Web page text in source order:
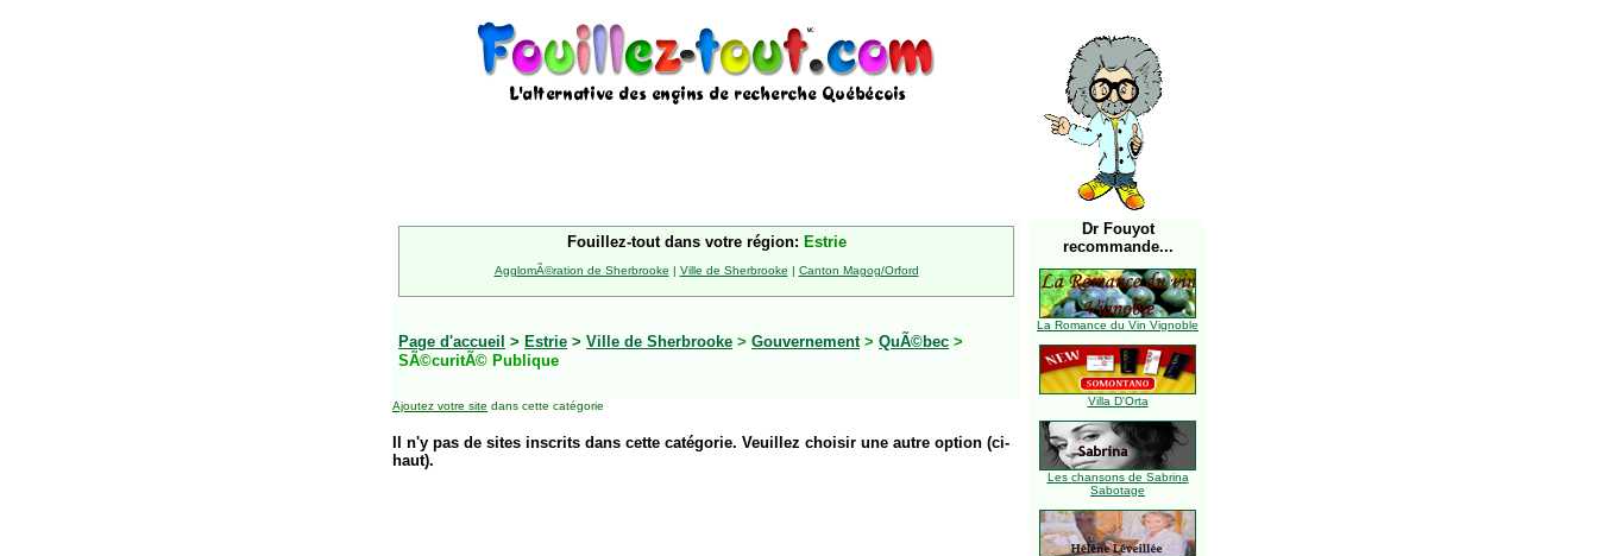
Fouillez-tout dans votre région: Estrie
AgglomÃ©ration de Sherbrooke | Ville de Sherbrooke | Canton Magog/Orford
Page d'accueil > Estrie > Ville de Sherbrooke > Gouvernement> QuÃ©bec >
SÃ©curitÃ© Publique
Ajoutez votre site dans cette catégorie
Il n'y pas de sites inscrits dans cette catégorie. Veuillez choisir une autre option (ci-
haut).
Dr Fouyot
recommande...
La Romance du Vin Vignoble
Villa D'Orta
Les chansons de Sabrina
Sabotage